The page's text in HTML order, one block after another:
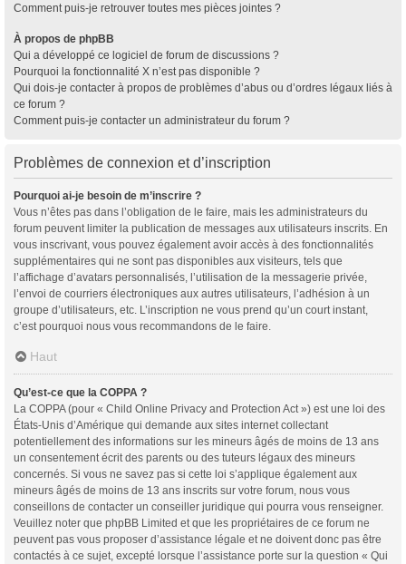
Comment puis-je retrouver toutes mes pièces jointes ?
À propos de phpBB
Qui a développé ce logiciel de forum de discussions ?
Pourquoi la fonctionnalité X n’est pas disponible ?
Qui dois-je contacter à propos de problèmes d’abus ou d’ordres légaux liés à
ce forum ?
Comment puis-je contacter un administrateur du forum ?
Problèmes de connexion et d’inscription
Pourquoi ai-je besoin de m’inscrire ?
Vous n’êtes pas dans l’obligation de le faire, mais les administrateurs du
forum peuvent limiter la publication de messages aux utilisateurs inscrits. En
vous inscrivant, vous pouvez également avoir accès à des fonctionnalités
supplémentaires qui ne sont pas disponibles aux visiteurs, tels que
l’affichage d’avatars personnalisés, l’utilisation de la messagerie privée,
l’envoi de courriers électroniques aux autres utilisateurs, l’adhésion à un
groupe d’utilisateurs, etc. L’inscription ne vous prend qu’un court instant,
c’est pourquoi nous vous recommandons de le faire.
Haut
Qu’est-ce que la COPPA ?
La COPPA (pour « Child Online Privacy and Protection Act ») est une loi des
États-Unis d’Amérique qui demande aux sites internet collectant
potentiellement des informations sur les mineurs âgés de moins de 13 ans
un consentement écrit des parents ou des tuteurs légaux des mineurs
concernés. Si vous ne savez pas si cette loi s’applique également aux
mineurs âgés de moins de 13 ans inscrits sur votre forum, nous vous
conseillons de contacter un conseiller juridique qui pourra vous renseigner.
Veuillez noter que phpBB Limited et que les propriétaires de ce forum ne
peuvent pas vous proposer d’assistance légale et ne doivent donc pas être
contactés à ce sujet, excepté lorsque l’assistance porte sur la question « Qui